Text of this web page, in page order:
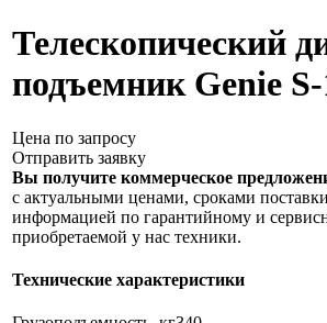
Телескопический
подъемник Genie
Цена по запросу
Отправить заявку
Вы получите коммерческое
с актуальными ценами, сроками
информацией по гарантийному и
приобретаемой у нас техники.
Технические характеристики